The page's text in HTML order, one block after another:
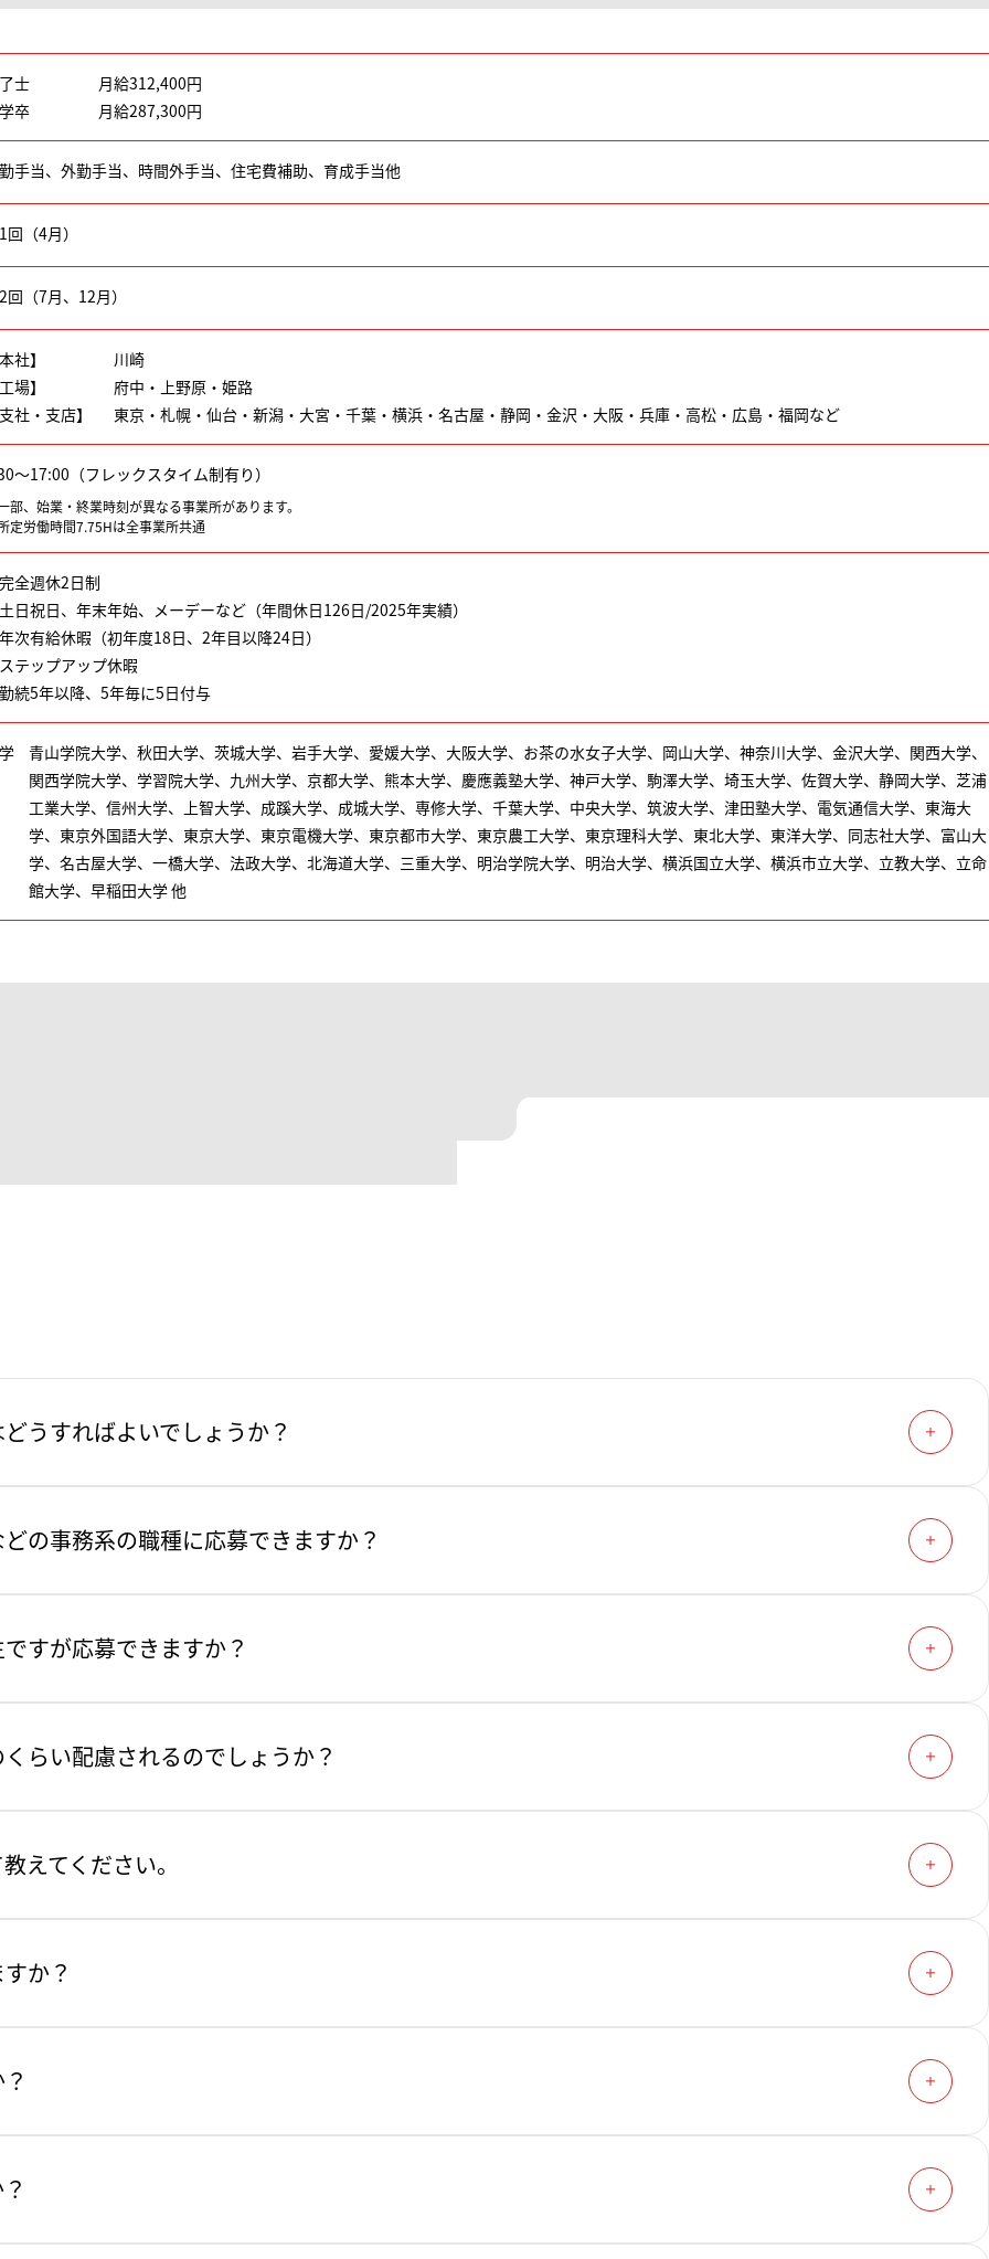
士
月給312,400円
卒
月給287,300円
手当、外勤手当、時間外手当、住宅費補助、育成手当他
回（4月）
回（7月、12月）
本社】
川崎
工場】
府中・上野原・姫路
支社・支店】
東京・札幌・仙台・新潟・大宮・千葉・横浜・名古屋・静岡・金沢・大阪・兵庫・高松・広島・福岡など
～17:00（フレックスタイム制有り）
部、始業・終業時刻が異なる事業所があります。
定労働時間7.75Hは全事業所共通
全週休2日制
土日祝日、年末年始、メーデーなど（年間休日126日/2025年実績）
年次有給休暇（初年度18日、2年目以降24日）
ステップアップ休暇
勤続5年以降、5年毎に5日付与
青山学院大学、秋田大学、茨城大学、岩手大学、愛媛大学、大阪大学、お茶の水女子大学、岡山大学、神奈川大学、金沢大学、関西大学、
関西学院大学、学習院大学、九州大学、京都大学、熊本大学、慶應義塾大学、神戸大学、駒澤大学、埼玉大学、佐賀大学、静岡大学、芝浦
工業大学、信州大学、上智大学、成蹊大学、成城大学、専修大学、千葉大学、中央大学、筑波大学、津田塾大学、電気通信大学、東海大
学、東京外国語大学、東京大学、東京電機大学、東京都市大学、東京農工大学、東京理科大学、東北大学、東洋大学、同志社大学、富山大
学、名古屋大学、一橋大学、法政大学、北海道大学、三重大学、明治学院大学、明治大学、横浜国立大学、横浜市立大学、立教大学、立命
館大学、早稲田大学 他
うすればよいでしょうか？
の事務系の職種に応募できますか？
すが応募できますか？
らい配慮されるのでしょうか？
えてください。
か？